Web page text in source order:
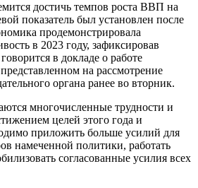
достичь темпов роста ВВП на
показатель был установлен после
продемонстрировала
в 2023 году, зафиксировав
в докладе о работе
на рассмотрение
органа ранее во вторник.
многочисленные трудности и
целей этого года и
приложить больше усилий для
намеченной политики, работать
согласованные усилия всех